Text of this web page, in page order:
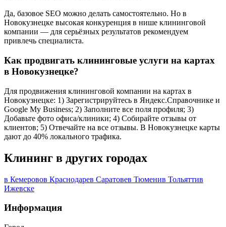
Да, базовое SEO можно делать самостоятельно. Но в
Новокузнецке высокая конкуренция в нише клининговой
компании — для серьёзных результатов рекомендуем
привлечь специалиста.
Как продвигать клининговые услуги на картах
в Новокузнецке?
Для продвижения клининговой компании на картах в
Новокузнецке: 1) Зарегистрируйтесь в Яндекс.Справочнике и
Google My Business; 2) Заполните все поля профиля; 3)
Добавьте фото офиса/клиники; 4) Собирайте отзывы от
клиентов; 5) Отвечайте на все отзывы. В Новокузнецке карты
дают до 40% локального трафика.
Клининг в других городах
в Кемеровов Краснодарев Саратовев Тюменив Тольяттив
Ижевске
Информация